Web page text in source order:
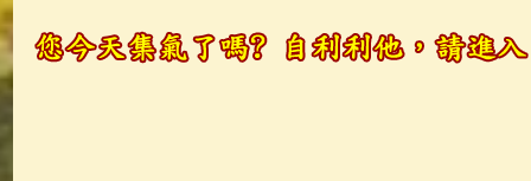
觀世音菩薩 (146) 聖救度佛母(